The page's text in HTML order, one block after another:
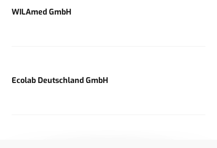
WILAmed GmbH
Ecolab Deutschland GmbH